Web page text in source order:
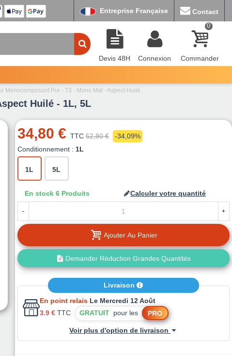
Entreprise Française Contact
Devis 48H Connexion
0
Commander
Monocomposant Pur - T3 - Mono Mat - Aspect Huilé
Huilé - 1L, 5L
34,80 € TTC 52,80 €
-34,09%
Conditionnement : 1L
1L 5L
En stock 6 Produits Calculer votre quantité
- +
Ajouter Au Panier
Demander Réduction Grandes Quantités
Livraison
En point relais Le Mercredi 12 Août
3.9 € TTC GRATUITpour les PRO
Voir plus d'option de livraison